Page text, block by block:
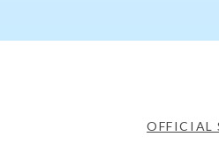
OFFICIAL